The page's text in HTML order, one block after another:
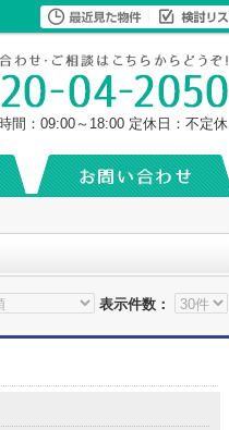
間：09:00～18:00 定休日：不定休
表示件数：